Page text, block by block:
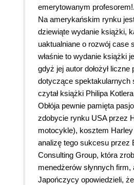
emerytowanym profesorem!.
Na amerykańskim rynku
dziewiąte wydanie książki,
uaktualniane o rozwój case
właśnie to wydanie książki
gdyż jej autor dołożył liczne
dotyczące spektakularnych
czytał książki Philipa
Obłója pewnie pamięta
zdobycie rynku USA przez
motocykle), kosztem
analizę tego sukcesu przez
Consulting Group, która
menedżerów słynnych firm,
Japończycy opowiedzieli,